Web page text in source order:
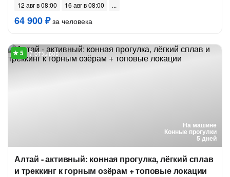
12 авг в 08:00 16 авг в 08:00
64 900 ₽за человека
На машине
Конные прогулки
5 дней
7 отзывов
Алтай - активный: конная прогулка, лёгкий сплав
и треккинг к горным озёрам + топовые локации